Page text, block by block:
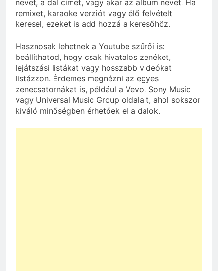
nevét, a dal címét, vagy akár az album nevét. Ha
remixet, karaoke verziót vagy élő felvételt
keresel, ezeket is add hozzá a keresőhöz.
Hasznosak lehetnek a Youtube szűrői is:
beállíthatod, hogy csak hivatalos zenéket,
lejátszási listákat vagy hosszabb videókat
listázzon. Érdemes megnézni az egyes
zenecsatornákat is, például a Vevo, Sony Music
vagy Universal Music Group oldalait, ahol sokszor
kiváló minőségben érhetőek el a dalok.